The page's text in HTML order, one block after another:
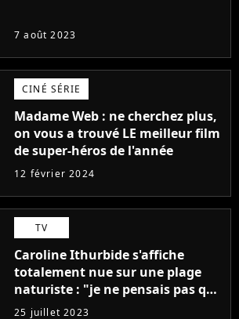
7 août 2023
CINÉ SÉRIE
Madame Web : ne cherchez plus,
on vous a trouvé LE meilleur film
de super-héros de l'année
12 février 2024
TV
Caroline Ithurbide s'affiche
totalement nue sur une plage
naturiste : "je ne pensais pas que
j'arriverais à le faire..."
25 juillet 2023